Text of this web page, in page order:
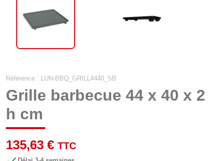
Référence : LUN-BBQ_GRILL4440_SB
Grille barbecue 44 x 40 x 2
h cm
135,63 € TTC